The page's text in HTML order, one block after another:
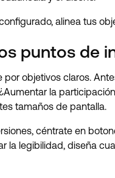
alinea tus
puntos de
objetivos claros.
la
tamaños de pantalla.
céntrate en
la legibilidad, diseña